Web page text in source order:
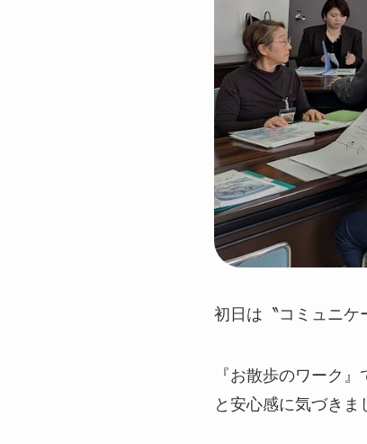
初日は〝コミュニケ
『お散歩のワーク
と安心感に気づきま